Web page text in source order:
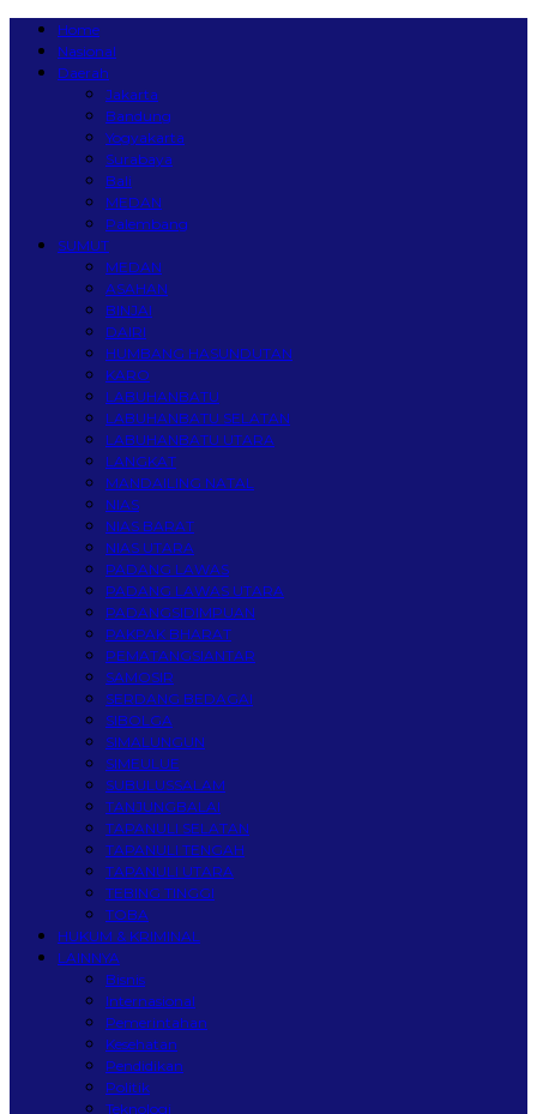
Home
Nasional
Daerah
Jakarta
Bandung
Yogyakarta
Surabaya
Bali
MEDAN
Palembang
SUMUT
MEDAN
ASAHAN
BINJAI
DAIRI
HUMBANG HASUNDUTAN
KARO
LABUHANBATU
LABUHANBATU SELATAN
LABUHANBATU UTARA
LANGKAT
MANDAILING NATAL
NIAS
NIAS BARAT
NIAS UTARA
PADANG LAWAS
PADANG LAWAS UTARA
PADANGSIDIMPUAN
PAKPAK BHARAT
PEMATANGSIANTAR
SAMOSIR
SERDANG BEDAGAI
SIBOLGA
SIMALUNGUN
SIMEULUE
SUBULUSSALAM
TANJUNGBALAI
TAPANULI SELATAN
TAPANULI TENGAH
TAPANULI UTARA
TEBING TINGGI
TOBA
HUKUM & KRIMINAL
LAINNYA
Bisnis
Internasional
Pemerintahan
Kesehatan
Pendidikan
Politik
Teknologi